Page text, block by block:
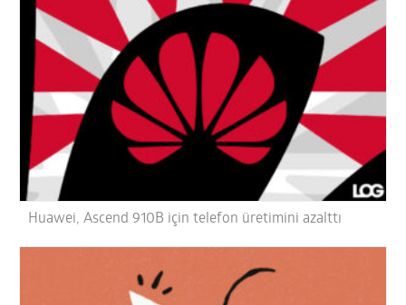
Huawei, Ascend 910B için telefon üretimini azalttı